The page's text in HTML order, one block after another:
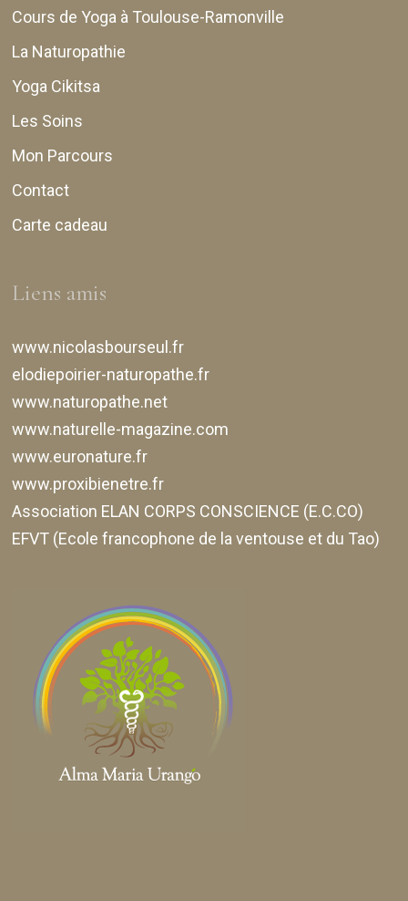
Cours de Yoga à Toulouse-Ramonville
La Naturopathie
Yoga Cikitsa
Les Soins
Mon Parcours
Contact
Carte cadeau
Liens amis
www.nicolasbourseul.fr
elodiepoirier-naturopathe.fr
www.naturopathe.net
www.naturelle-magazine.com
www.euronature.fr
www.proxibienetre.fr
Association ELAN CORPS CONSCIENCE (E.C.CO)
EFVT (Ecole francophone de la ventouse et du Tao)